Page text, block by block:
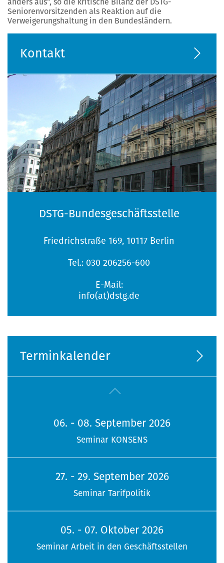
Seniorenvorsitzenden als Reaktion auf die
Verweigerungshaltung in den Bundesländern.
Kontakt
DSTG-Bundesgeschäftsstelle
Friedrichstraße 169, 10117 Berlin
Tel.: 030 206256-600
E-Mail:
info(at)dstg.de
Terminkalender
06. - 08. September 2026
Seminar KONSENS
27. - 29. September 2026
Seminar Tarifpolitik
05. - 07. Oktober 2026
Seminar Arbeit in den Geschäftsstellen